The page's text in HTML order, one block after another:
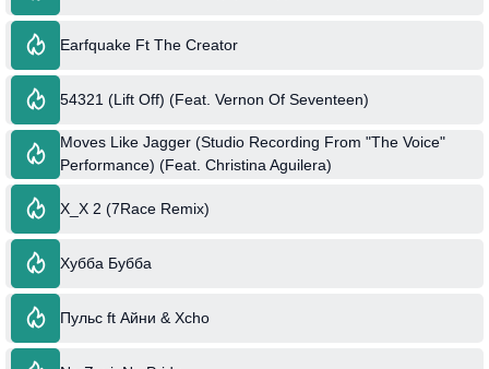
Earfquake Ft The Creator
54321 (Lift Off) (Feat. Vernon Of Seventeen)
Moves Like Jagger (Studio Recording From "The Voice"
Performance) (Feat. Christina Aguilera)
X_X 2 (7Race Remix)
Хубба Бубба
Пульс ft Айни & Xcho